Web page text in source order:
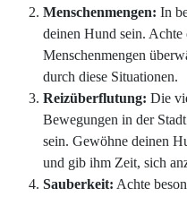
Menschenmengen: In
deinen Hund sein. Achte
Menschenmengen
durch diese Situationen.
Reizüberflutung: Die
Bewegungen in der
sein. Gewöhne deinen
und gib ihm Zeit, sich
Sauberkeit: Achte